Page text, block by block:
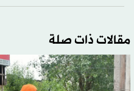
مقالات ذات صلة